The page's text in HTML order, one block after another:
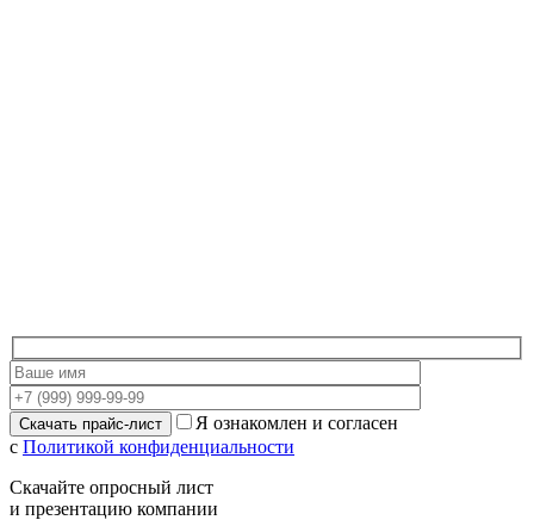
Я ознакомлен и согласен
с Политикой конфиденциальности
Скачайте опросный лист
и презентацию компании